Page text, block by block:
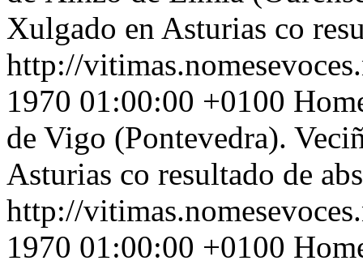
Xulgado en Asturias co
http://
1970 01:00:00 +0100
de Vigo (Pontevedra).
Asturias co resultado de
http://
1970 01:00:00 +0100